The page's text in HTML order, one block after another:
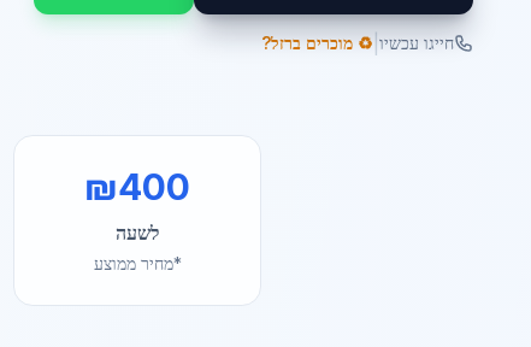
חייגו עכשיו ♻️ מוכרים ברזל?
₪400
לשעה
*מחיר ממוצע